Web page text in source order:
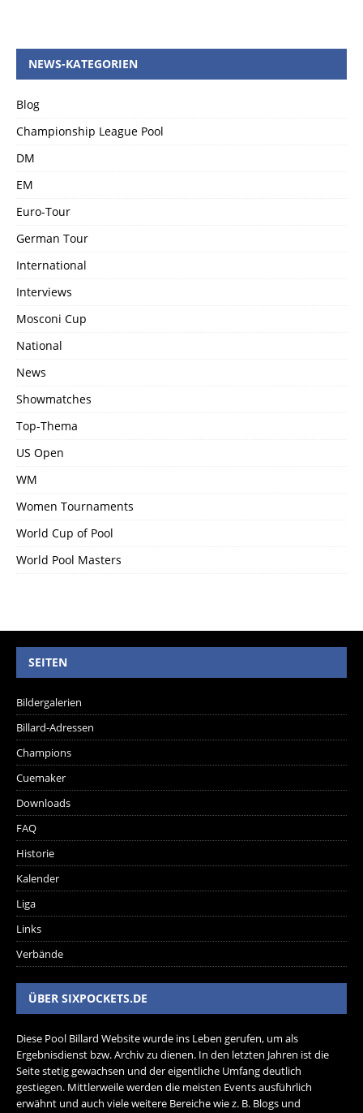
NEWS-KATEGORIEN
Blog
Championship League Pool
DM
EM
Euro-Tour
German Tour
International
Interviews
Mosconi Cup
National
News
Showmatches
Top-Thema
US Open
WM
Women Tournaments
World Cup of Pool
World Pool Masters
SEITEN
Bildergalerien
Billard-Adressen
Champions
Cuemaker
Downloads
FAQ
Historie
Kalender
Liga
Links
Verbände
ÜBER SIXPOCKETS.DE
Diese Pool Billard Website wurde ins Leben gerufen, um als
Ergebnisdienst bzw. Archiv zu dienen. In den letzten Jahren ist die
Seite stetig gewachsen und der eigentliche Umfang deutlich
gestiegen. Mittlerweile werden die meisten Events ausführlich
erwähnt und auch viele weitere Bereiche wie z. B. Blogs und